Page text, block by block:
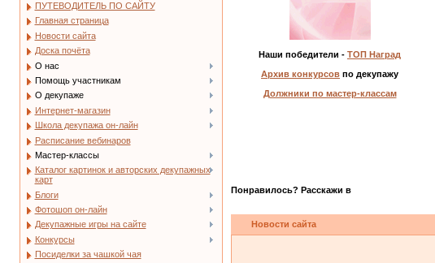
ПУТЕВОДИТЕЛЬ ПО САЙТУ
Главная страница
Новости сайта
Доска почёта
О нас
Помощь участникам
О декупаже
Интернет-магазин
Школа декупажа он-лайн
Расписание вебинаров
Мастер-классы
Каталог картинок и авторских декупажных
карт
Блоги
Фотошоп он-лайн
Декупажные игры на сайте
Конкурсы
Посиделки за чашкой чая
Наши победители - ТОП Наград
Архив конкурсов по декупажу
Должники по мастер-классам
Понравилось? Расскажи в
Новости сайта